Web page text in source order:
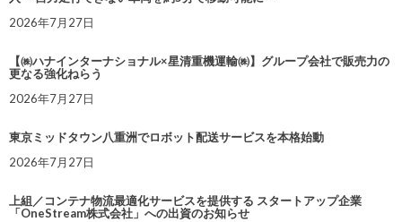
2026年7月27日
【㈱ハナインターナショナル×星清重機運輸㈱】グループ会社で販売力の
更なる強化ねらう
2026年7月27日
東京ミッドタウン八重洲でロボット配送サービスを本格始動
2026年7月27日
上組／コンテナ物流最適化サービスを提供する スタートアップ企業
「OneStream株式会社」への出資のお知らせ